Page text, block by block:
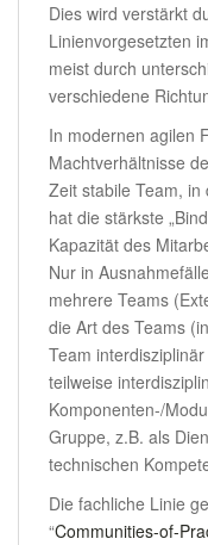
Dies wird verstärkt
Linienvorgesetzten
meist durch
verschiedene
In modernen agilen
Machtverhältnisse
Zeit stabile Team,
hat die stärkste
Kapazität des
Nur in
mehrere Teams
die Art des Teams
Team
teilweise
Komponenten-/
Gruppe, z.B. als
technischen
Die fachliche Linie
“Communities-of-